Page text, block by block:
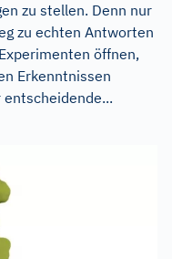
zu stellen. Denn nur
zu echten Antworten
öffnen,
Erkenntnissen